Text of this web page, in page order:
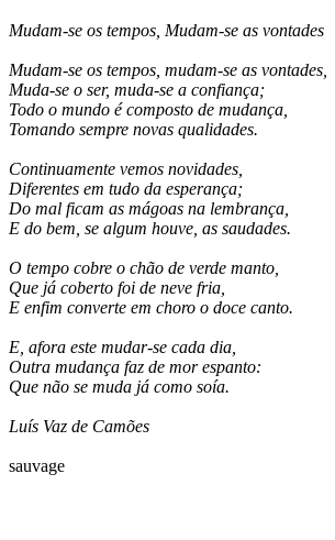
Mudam-se os tempos, Mudam-se as vontades
Mudam-se os tempos, mudam-se as vontades,
Muda-se o ser, muda-se a confiança;
Todo o mundo é composto de mudança,
Tomando sempre novas qualidades.
Continuamente vemos novidades,
Diferentes em tudo da esperança;
Do mal ficam as mágoas na lembrança,
E do bem, se algum houve, as saudades.
O tempo cobre o chão de verde manto,
Que já coberto foi de neve fria,
E enfim converte em choro o doce canto.
E, afora este mudar-se cada dia,
Outra mudança faz de mor espanto:
Que não se muda já como soía.
Luís Vaz de Camões
sauvage